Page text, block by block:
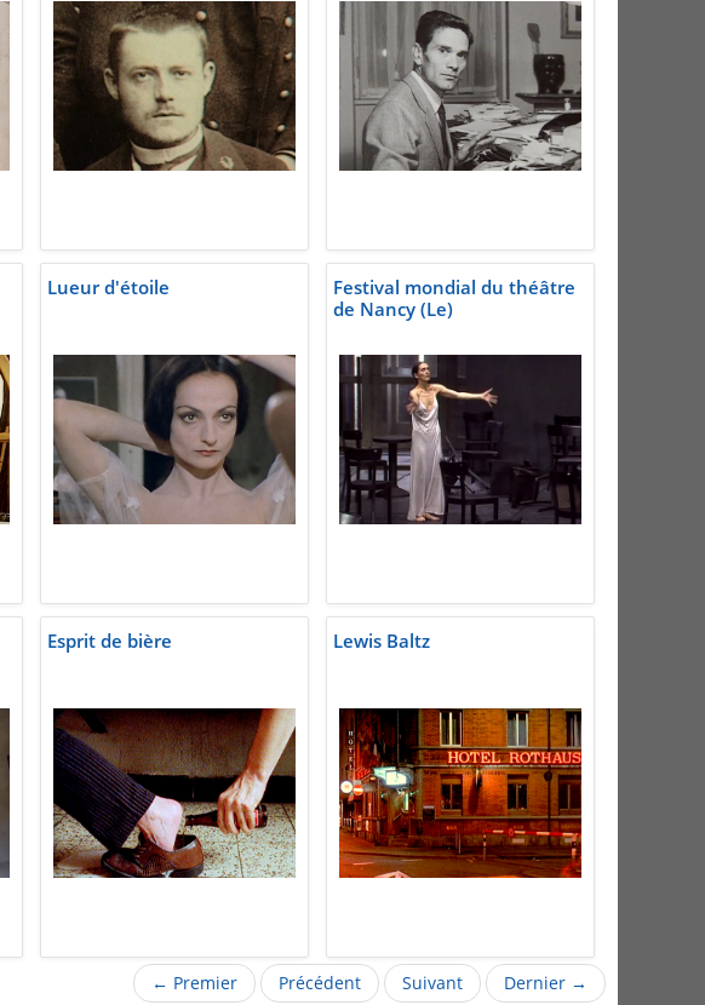
Lueur d'étoile
Festival mondial du théâtre
de Nancy (Le)
Esprit de bière Lewis Baltz
← Premier Précédent Suivant Dernier →